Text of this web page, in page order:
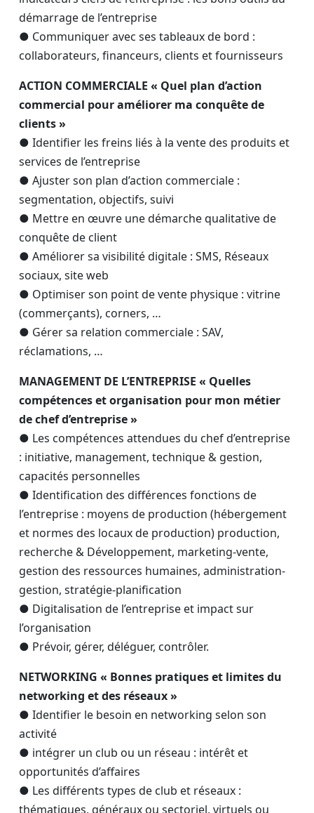
démarrage de l’entreprise
● Communiquer avec ses tableaux de bord :
collaborateurs, financeurs, clients et fournisseurs
ACTION COMMERCIALE « Quel plan d’action
commercial pour améliorer ma conquête de
clients »
● Identifier les freins liés à la vente des produits et
services de l’entreprise
● Ajuster son plan d’action commerciale :
segmentation, objectifs, suivi
● Mettre en œuvre une démarche qualitative de
conquête de client
● Améliorer sa visibilité digitale : SMS, Réseaux
sociaux, site web
● Optimiser son point de vente physique : vitrine
(commerçants), corners, …
● Gérer sa relation commerciale : SAV,
réclamations, …
MANAGEMENT DE L’ENTREPRISE « Quelles
compétences et organisation pour mon métier
de chef d’entreprise»
● Les compétences attendues du chef d’entreprise
: initiative, management, technique & gestion,
capacités personnelles
● Identification des différences fonctions de
l’entreprise : moyens de production (hébergement
et normes des locaux de production) production,
recherche & Développement, marketing-vente,
gestion des ressources humaines, administration-
gestion, stratégie-planification
● Digitalisation de l’entreprise et impact sur
l’organisation
● Prévoir, gérer, déléguer, contrôler.
NETWORKING « Bonnes pratiques et limites du
networking et des réseaux »
● Identifier le besoin en networking selon son
activité
● intégrer un club ou un réseau : intérêt et
opportunités d’affaires
● Les différents types de club et réseaux :
thématiques, généraux ou sectoriel, virtuels ou